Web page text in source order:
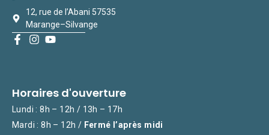
12, rue de l’Abani 57535
Marange–Silvange
Horaires d'ouverture
Lundi : 8h – 12h / 13h – 17h
Mardi : 8h – 12h / Fermé l’après midi